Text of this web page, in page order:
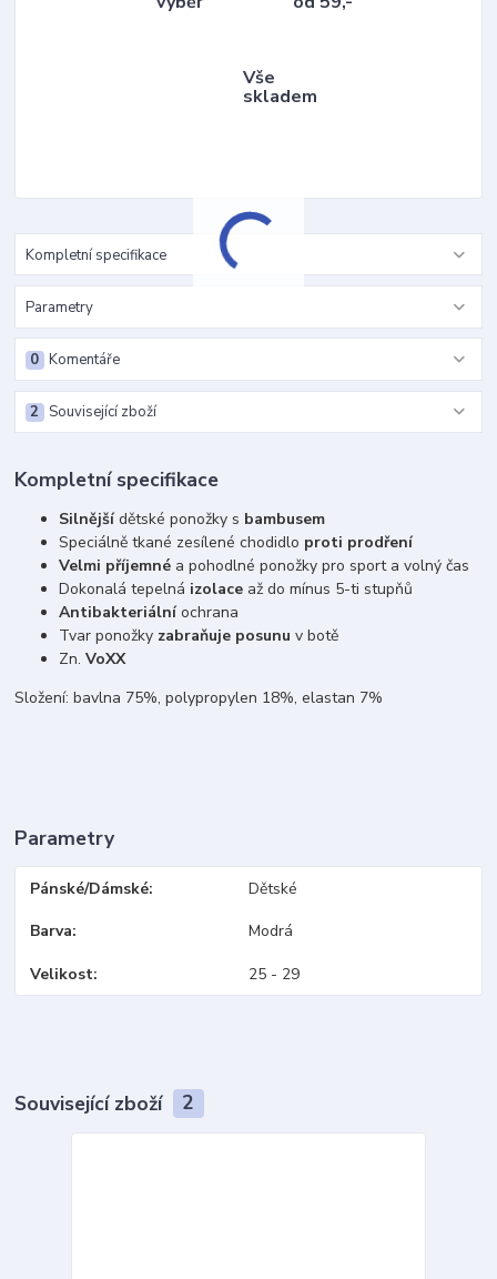
Vše
skladem
Kompletní specifikace
Parametry
Komentáře
0
Související zboží
2
Kompletní specifikace
Silnějšídětské ponožky s bambusem
Speciálně tkané zesílené chodidlo proti prodření
Velmi příjemné a pohodlné ponožky pro sport a volný čas
Dokonalá tepelná izolace až do mínus 5-ti stupňů
Antibakteriálníochrana
Tvar ponožky zabraňuje posunu v botě
Zn.VoXX
Složení: bavlna 75%, polypropylen 18%, elastan 7%
Parametry
Pánské/Dámské Dětské
Barva Modrá
Velikost 25 - 29
Související zboží 2